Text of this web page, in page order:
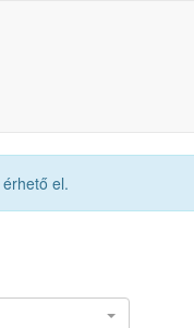
érhető el.